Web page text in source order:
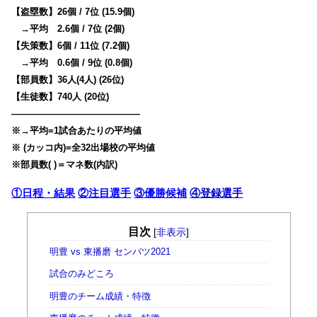
【盗塁数】26個 / 7位 (15.9個)
→平均 2.6個 / 7位 (2個)
【失策数】6個 / 11位 (7.2個)
→平均 0.6個 / 9位 (0.8個)
【部員数】36人(4人) (26位)
【生徒数】740人 (20位)
——————————————
※→平均=1試合あたりの平均値
※ (カッコ内)=全32出場校の平均値
※部員数( )＝マネ数(内訳)
①日程・結果 ②注目選手 ③優勝候補 ④登録選手
目次 [非表示]
明豊 vs 東播磨 センバツ2021
試合のみどころ
明豊のチーム成績・特徴